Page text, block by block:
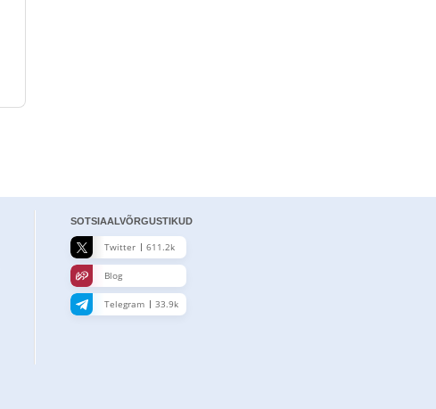
SOTSIAALVÕRGUSTIKUD
Twitter 611.2k
Blog
Telegram 33.9k